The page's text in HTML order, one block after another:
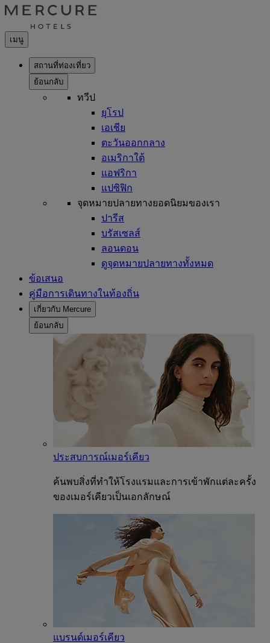
เมนู
สถานที่ท่องเที่ยว
ย้อนกลับ
ทวีป
ยุโรป
เอเชีย
ตะวันออกกลาง
อเมริกาใต้
แอฟริกา
แปซิฟิก
จุดหมายปลายทางยอดนิยมของเรา
ปารีส
บรัสเซลส์
ลอนดอน
ดูจุดหมายปลายทางทั้งหมด
ข้อเสนอ
คู่มือการเดินทางในท้องถิ่น
เกี่ยวกับ Mercure
ย้อนกลับ
ประสบการณ์เมอร์เคียว
ค้นพบสิ่งที่ทำให้โรงแรมและการเข้าพักแต่ละครั้ง
ของเมอร์เคียวเป็นเอกลักษณ์
แบรนด์เมอร์เคียว